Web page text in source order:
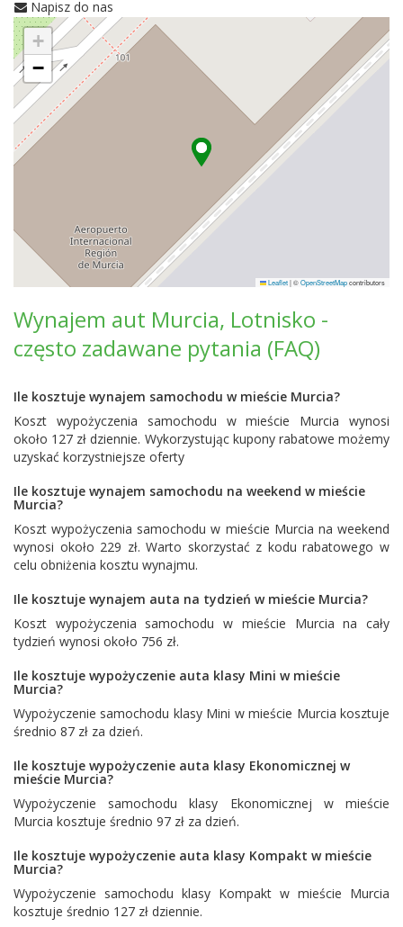
Napisz do nas
+
−
Leaflet|©OpenStreetMapcontributors
Wynajem aut Murcia, Lotnisko -
często zadawane pytania (FAQ)
Ile kosztuje wynajem samochodu w mieście Murcia?
Koszt wypożyczenia samochodu w mieście Murcia wynosi
około 127 zł dziennie. Wykorzystując kupony rabatowe możemy
uzyskać korzystniejsze oferty
Ile kosztuje wynajem samochodu na weekend w mieście
Murcia?
Koszt wypożyczenia samochodu w mieście Murcia na weekend
wynosi około 229 zł. Warto skorzystać z kodu rabatowego w
celu obniżenia kosztu wynajmu.
Ile kosztuje wynajem auta na tydzień w mieście Murcia?
Koszt wypożyczenia samochodu w mieście Murcia na cały
tydzień wynosi około 756 zł.
Ile kosztuje wypożyczenie auta klasy Mini w mieście
Murcia?
Wypożyczenie samochodu klasy Mini w mieście Murcia kosztuje
średnio 87 zł za dzień.
Ile kosztuje wypożyczenie auta klasy Ekonomicznej w
mieście Murcia?
Wypożyczenie samochodu klasy Ekonomicznej w mieście
Murcia kosztuje średnio 97 zł za dzień.
Ile kosztuje wypożyczenie auta klasy Kompakt w mieście
Murcia?
Wypożyczenie samochodu klasy Kompakt w mieście Murcia
kosztuje średnio 127 zł dziennie.